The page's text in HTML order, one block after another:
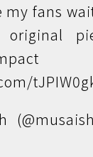
my fans